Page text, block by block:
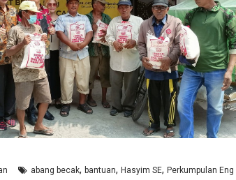
abang becak, bantuan, Hasyim SE, Perkumpulan